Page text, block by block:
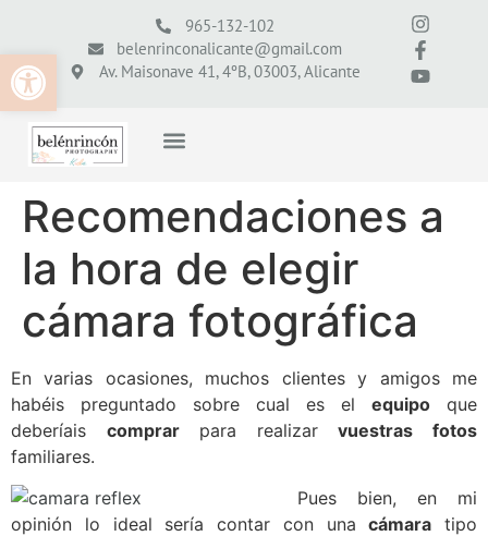
Abrir barra de herramientas
965-132-102
belenrinconalicante@gmail.com
Av. Maisonave 41, 4ºB, 03003, Alicante
Recomendaciones a
la hora de elegir
cámara fotográfica
En varias ocasiones, muchos clientes y amigos me
habéis preguntado sobre cual es el equipo que
deberíais comprarpara realizarvuestras fotos
familiares.
Pues bien, en mi
opinión lo ideal sería contar con unacámara tipo